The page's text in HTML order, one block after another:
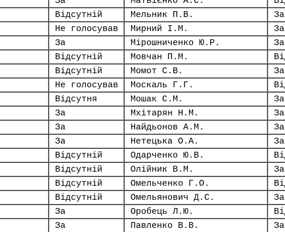
Відсутній Мельник П.В.
За
Не голосував Мирний І.М.
За
За Мірошниченко Ю.Р.
За
Відсутній Мовчан П.М.
Відсутній Момот С.В.
За
Не голосував Москаль Г.Г.
Відсутня Мошак С.М.
За
За Мхітарян Н.М.
За
За Найдьонов А.М.
За
За Нетецька О.А.
За
Відсутній Одарченко Ю.В.
Відсутній Олійник В.М.
За
Відсутній Омельченко Г.О.
Відсутній Омельянович Д.С.
За
За Оробець Л.Ю.
За Павленко В.В. За